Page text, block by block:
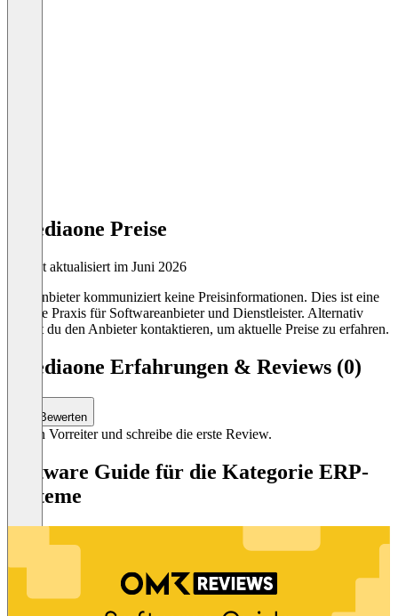
emediaone Preise
Zuletzt aktualisiert im Juni 2026
Der Anbieter kommuniziert keine Preisinformationen. Dies ist eine
übliche Praxis für Softwareanbieter und Dienstleister. Alternativ
kannst du den Anbieter kontaktieren, um aktuelle Preise zu erfahren.
emediaone Erfahrungen & Reviews (0)
Bewerten
Sei ein Vorreiter und schreibe die erste Review.
Software Guide für die Kategorie ERP-
Systeme